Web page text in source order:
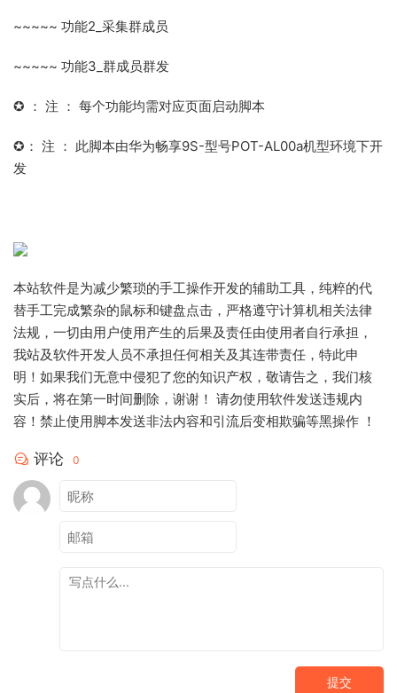
~~~~~ 功能2_采集群成员
~~~~~ 功能3_群成员群发
✪ ： 注 ： 每个功能均需对应页面启动脚本
✪： 注 ： 此脚本由华为畅享9S-型号POT-AL00a机型环境下开
发
本站软件是为减少繁琐的手工操作开发的辅助工具，纯粹的代
替手工完成繁杂的鼠标和键盘点击，严格遵守计算机相关法律
法规，一切由用户使用产生的后果及责任由使用者自行承担，
我站及软件开发人员不承担任何相关及其连带责任，特此申
明！如果我们无意中侵犯了您的知识产权，敬请告之，我们核
实后，将在第一时间删除，谢谢！ 请勿使用软件发送违规内
容！禁止使用脚本发送非法内容和引流后变相欺骗等黑操作 ！
评论 0
提交